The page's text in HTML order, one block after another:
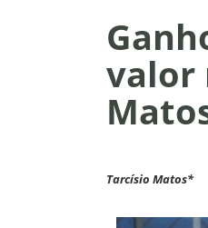
valor
Tarcísio Matos*